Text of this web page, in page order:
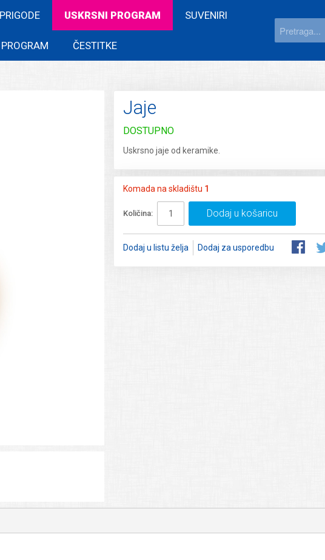
USKRSNI PROGRAM SUVENIRI
ČESTITKE
Jaje
DOSTUPNO
Uskrsno jaje od keramike.
Komada na skladištu 1
Količina: Dodaj u košaricu
Dodaj u listu želja Dodaj za usporedbu